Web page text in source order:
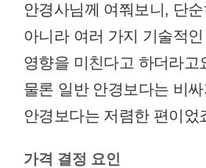
안경사님께 여쭤보니, 단
아니라 여러 가지 기술적
영향을 미친다고 하더라고
물론 일반 안경보다는 비
안경보다는 저렴한 편이었
가격 결정 요인